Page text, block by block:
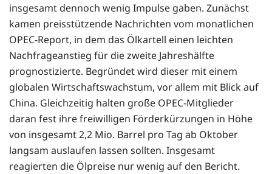
insgesamt dennoch wenig Impulse gaben. Zunächst
kamen preisstützende Nachrichten vom monatlichen
OPEC-Report, in dem das Ölkartell einen leichten
Nachfrageanstieg für die zweite Jahreshälfte
prognostizierte. Begründet wird dieser mit einem
globalen Wirtschaftswachstum, vor allem mit Blick auf
China. Gleichzeitig halten große OPEC-Mitglieder
daran fest ihre freiwilligen Förderkürzungen in Höhe
von insgesamt 2,2 Mio. Barrel pro Tag ab Oktober
langsam auslaufen lassen sollten. Insgesamt
reagierten die Ölpreise nur wenig auf den Bericht.